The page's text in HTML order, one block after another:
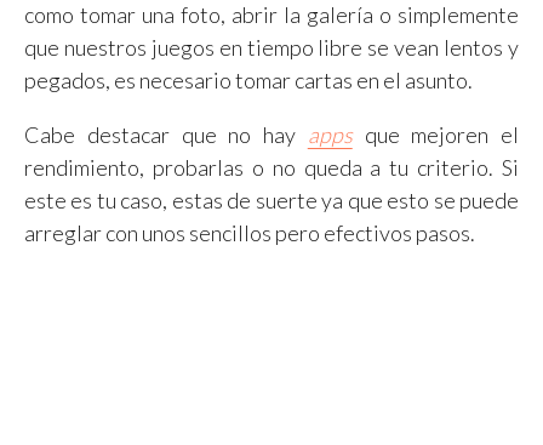
como tomar una foto, abrir la galería o simplemente
que nuestros juegos en tiempo libre se vean lentos y
pegados, es necesario tomar cartas en el asunto.
Cabe destacar que no hay appsque mejoren el
rendimiento, probarlas o no queda a tu criterio. Si
este es tu caso, estas de suerte ya que esto se puede
arreglar con unos sencillos pero efectivos pasos.